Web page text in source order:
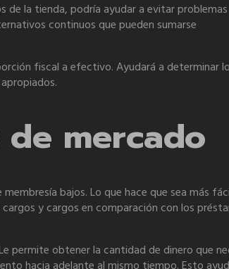
de la tienda, podría ayudar a evitar problemas
continuos que pueden sumarse
fiscal a efectivo. Ayudará a determinar
mercado
bajos. Lo que hace que sea más
y cargos en comparación con los
permite obtener la cantidad de dinero que
hacia adelante al mismo tiempo. Esto